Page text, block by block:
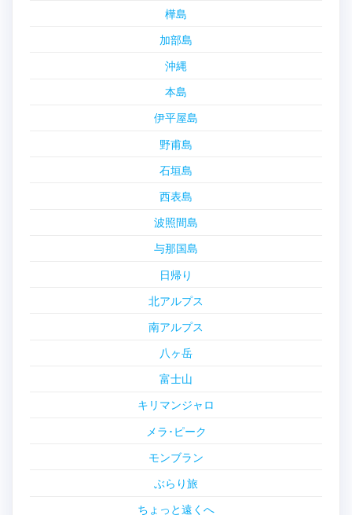
樺島
加部島
沖縄
本島
伊平屋島
野甫島
石垣島
西表島
波照間島
与那国島
日帰り
北アルプス
南アルプス
八ヶ岳
富士山
キリマンジャロ
メラ･ピーク
モンブラン
ぶらり旅
ちょっと遠くへ